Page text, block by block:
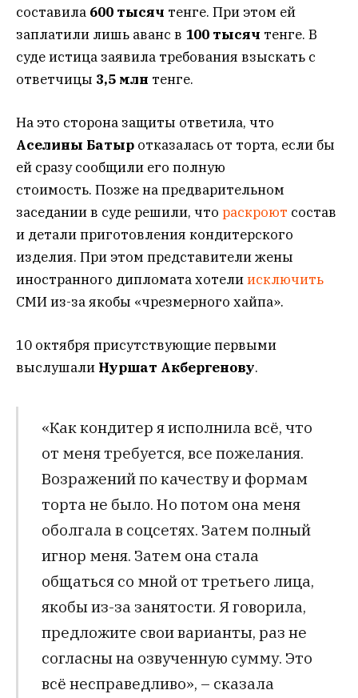
составила 600 тысяч тенге. При этом ей
заплатили лишь аванс в 100 тысяч тенге. В
суде истица заявила требования взыскать с
ответчицы 3,5 млн тенге.
На это сторона защиты ответила, что
Аселины Батыр отказалась от торта, если бы
ей сразу сообщили его полную
стоимость. Позже на предварительном
заседании в суде решили, что раскроют состав
и детали приготовления кондитерского
изделия. При этом представители жены
иностранного дипломата хотелиисключить
СМИ из-за якобы «чрезмерного хайпа».
10 октября присутствующие первыми
выслушали Нуршат Акбергенову.
«Как кондитер я исполнила всё, что
от меня требуется, все пожелания.
Возражений по качеству и формам
торта не было. Но потом она меня
оболгала в соцсетях. Затем полный
игнор меня. Затем она стала
общаться со мной от третьего лица,
якобы из-за занятости. Я говорила,
предложите свои варианты, раз не
согласны на озвученную сумму. Это
всё несправедливо», – сказала